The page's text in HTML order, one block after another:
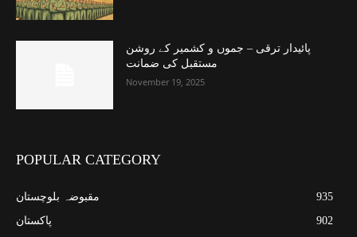
پائیدار ترقی – جموں و کشمیر کے روشن
مستقبل کی ضمانت
November 19, 2025
POPULAR CATEGORY
مقبوضہ بلوچستان
935
پاکستان
902